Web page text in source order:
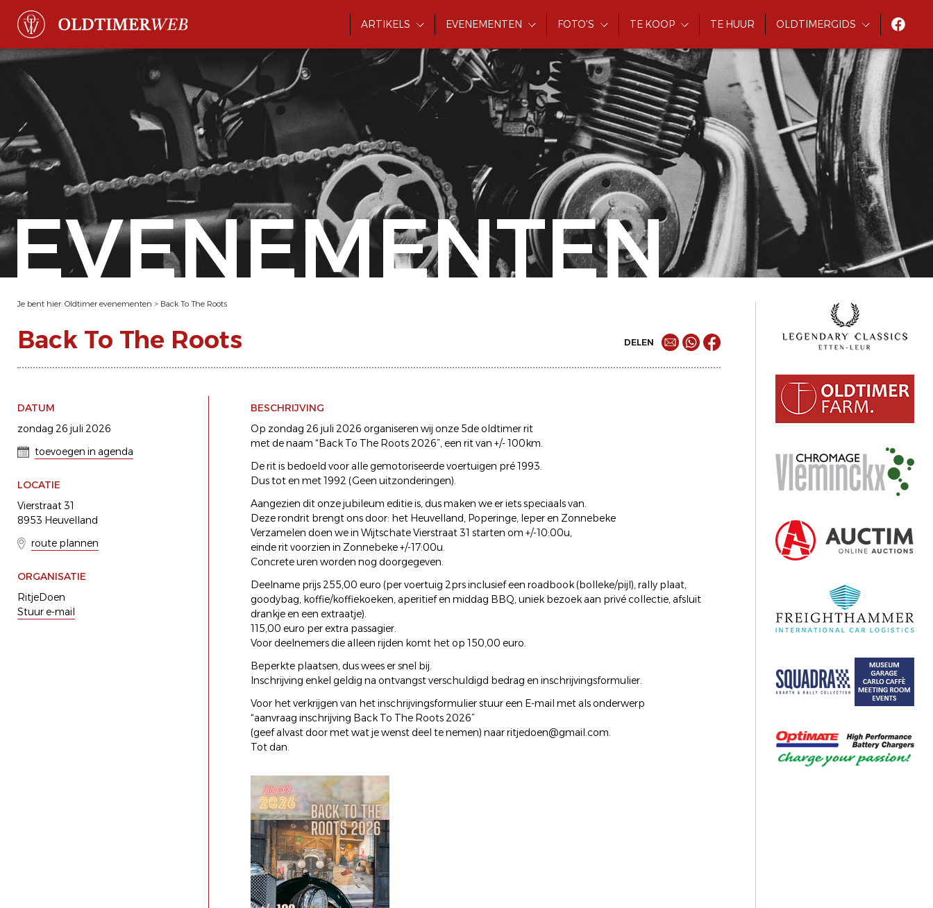
ARTIKELS EVENEMENTEN FOTO'S TE KOOP TE HUUR OLDTIMERGIDS
EVENEMENTEN
Je bent hier: Oldtimer evenementen > Back To The Roots
Back To The Roots DELEN
DATUM
zondag 26 juli 2026
toevoegen in agenda
LOCATIE
Vierstraat 31
8953 Heuvelland
route plannen
ORGANISATIE
RitjeDoen
Stuur e-mail
BESCHRIJVING
Op zondag 26 juli 2026 organiseren wij onze 5de oldtimer rit
met de naam “Back To The Roots 2026”, een rit van +/- 100km.
De rit is bedoeld voor alle gemotoriseerde voertuigen pré 1993.
Dus tot en met 1992 (Geen uitzonderingen).
Aangezien dit onze jubileum editie is, dus maken we er iets speciaals van.
Deze rondrit brengt ons door: het Heuvelland, Poperinge, Ieper en Zonnebeke
Verzamelen doen we in Wijtschate Vierstraat 31 starten om +/-10:00u,
einde rit voorzien in Zonnebeke +/-17:00u.
Concrete uren worden nog doorgegeven.
Deelname prijs 255,00 euro (per voertuig 2prs inclusief een roadbook (bolleke/pijl), rally plaat,
goodybag, koffie/koffiekoeken, aperitief en middag BBQ, uniek bezoek aan privé collectie, afsluit
drankje en een extraatje).
115,00 euro per extra passagier.
Voor deelnemers die alleen rijden komt het op 150,00 euro.
Beperkte plaatsen, dus wees er snel bij.
Inschrijving enkel geldig na ontvangst verschuldigd bedrag en inschrijvingsformulier.
Voor het verkrijgen van het inschrijvingsformulier stuur een E-mail met als onderwerp
“aanvraag inschrijving Back To The Roots 2026”
(geef alvast door met wat je wenst deel te nemen) naar ritjedoen@gmail.com.
Tot dan.